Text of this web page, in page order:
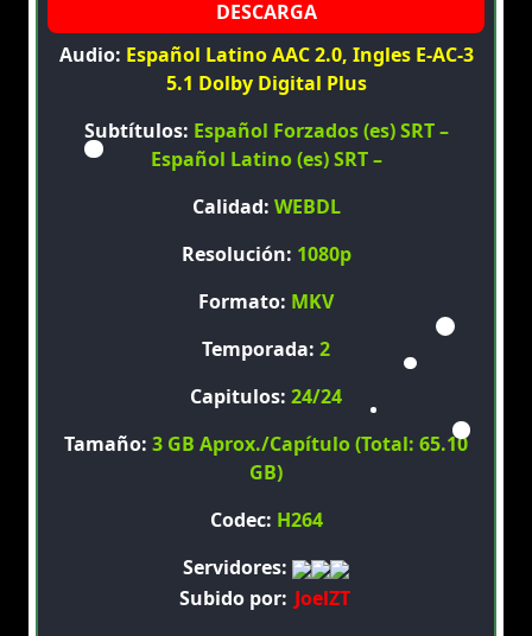
Audio: Español Latino AAC 2.0, Ingles E-AC-3
5.1 Dolby Digital Plus
Subtítulos: Español Forzados (es) SRT –
Español Latino (es) SRT –
Calidad: WEBDL
Resolución: 1080p
Formato: MKV
Temporada: 2
Capitulos: 24/24
Tamaño: 3 GB Aprox./Capítulo (Total: 65.10
GB)
Codec: H264
Servidores:
Subido por: JoelZT